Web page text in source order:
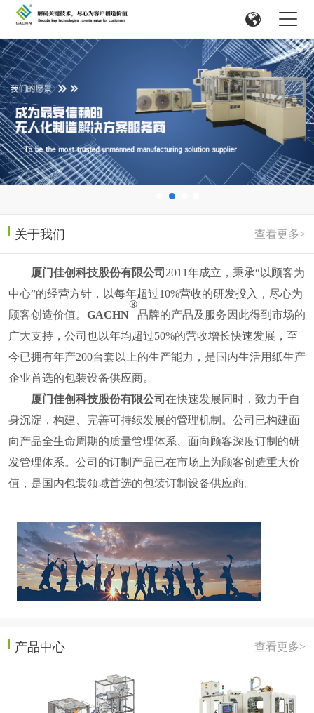
关于我们 查看更多>
厦门佳创科技股份有限公司 2011年成立， 秉承“以顾客为
中心”的经营方针，以每年超过10%营收的研发投入，尽心为
顾客创造价值。 GACHN
®
品牌的产品及服务因此得到市场的
广大支持，公司也以年均超过50%的营收增长快速发展，至
今已拥有年产200台套以上的生产能力，是国内生活用纸生产
企业首选的包装设备供应商。
厦门佳创科技股份有限公司 在快速发展同时，致力于自
身沉淀，构建、完善可持续发展的管理机制。公司已构建面
向产品全生命周期的质量管理体系、面向顾客深度订制的研
发管理体系。公司的订制产品已在市场上为顾客创造重大价
值， 是国内包装领域首选的包装订制设备供应商。
产品中心 查看更多>